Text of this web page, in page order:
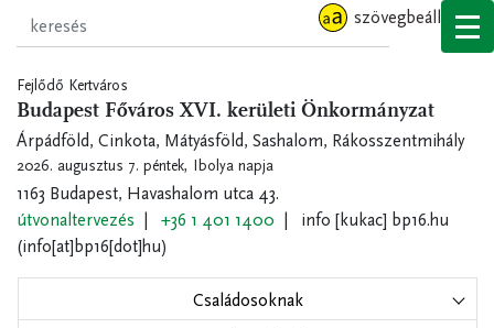
szövegbeállítások
Fejlődő Kertváros
Budapest Főváros XVI. kerületi Önkormányzat
Árpádföld, Cinkota, Mátyásföld, Sashalom, Rákosszentmihály
2026. augusztus 7. péntek, Ibolya napja
1163 Budapest, Havashalom utca 43.
útvonaltervezés
+36 1 401 1400 info [kukac] bp16.hu
(info[at]bp16[dot]hu)
Családosoknak